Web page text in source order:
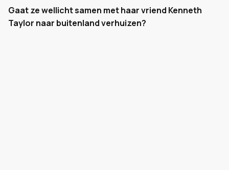
Gaat ze wellicht samen met haar vriend Kenneth
Taylor naar buitenland verhuizen?